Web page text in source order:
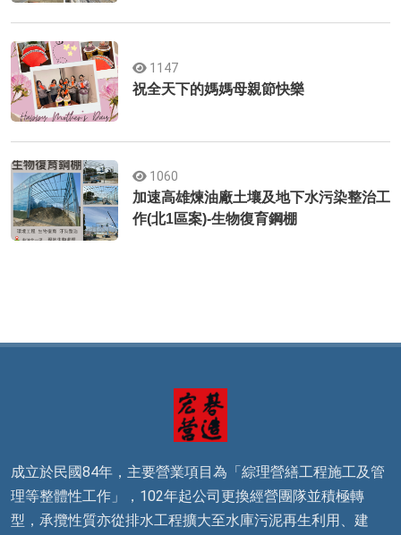
1147
祝全天下的媽媽母親節快樂
1060
加速高雄煉油廠土壤及地下水污染整治工
作(北1區案)-生物復育鋼棚
成立於民國84年，主要營業項目為「綜理營繕工程施工及管
理等整體性工作」，102年起公司更換經營團隊並積極轉
型，承攬性質亦從排水工程擴大至水庫污泥再生利用、建